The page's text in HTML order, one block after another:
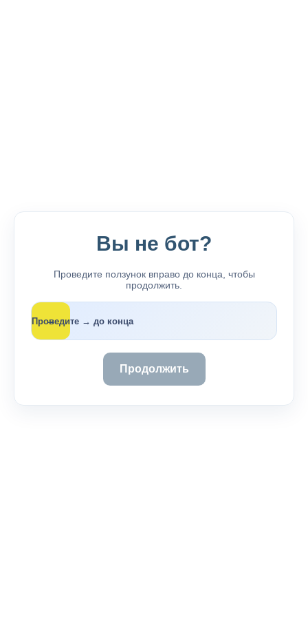
Вы не бот?
Проведите ползунок вправо до конца, чтобы
продолжить.
Проведите → до конца
→
Продолжить